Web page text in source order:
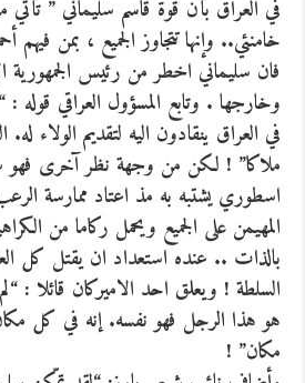
في العراق بأن قوة قاسم سليماني ” تأتي
خامنئي.. وإنها تتجاوز الجميع ، بمن
فان سليماني اخطر من رئيس الجمهورية
وخارجها . وتابع المسؤول العراقي قوله
في العراق ينقادون اليه لتقديم الولاء
ملاكا” ! لكن من وجهة نظر آخرى فهو
اسطوري يشتبه به مذ اعتاد ممارسة
المهيمن على الجميع ويحمل ركاما من
بالذات .. عنده استعداد ان يقتل كل
السلطة ! ويعلق احد الاميركان قائلا
هو هذا الرجل فهو نفسه. إنه في كل
مكان” !